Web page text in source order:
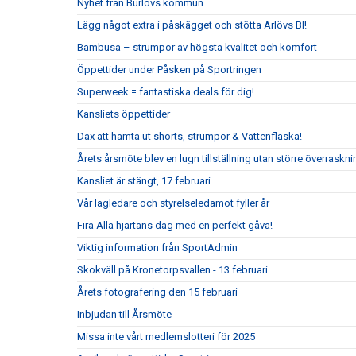
Nyhet från Burlövs kommun
Lägg något extra i påskägget och stötta Arlövs BI!
Bambusa – strumpor av högsta kvalitet och komfort
Öppettider under Påsken på Sportringen
Superweek = fantastiska deals för dig!
Kansliets öppettider
Dax att hämta ut shorts, strumpor & Vattenflaska!
Årets årsmöte blev en lugn tillställning utan större
Kansliet är stängt, 17 februari
Vår lagledare och styrelseledamot fyller år
Fira Alla hjärtans dag med en perfekt gåva!
Viktig information från SportAdmin
Skokväll på Kronetorpsvallen - 13 februari
Årets fotografering den 15 februari
Inbjudan till Årsmöte
Missa inte vårt medlemslotteri för 2025